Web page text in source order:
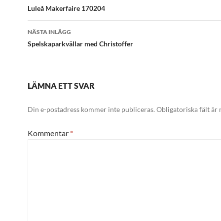
Luleå Makerfaire 170204
NÄSTA INLÄGG
Spelskaparkvällar med Christoffer
LÄMNA ETT SVAR
Din e-postadress kommer inte publiceras. Obligatoriska fält är
Kommentar *